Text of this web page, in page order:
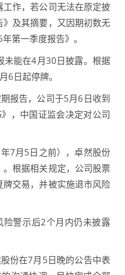
作，若公司无法在原定披
及其摘要，又因期初数无
第一季度报告》。
能在4月30日披露。根据
6日起停牌。
报告，公司于5月6日收到
，中国证监会决定对公司
月5日之前），卓然股份
根据相关规定，公司股票
交易，并被实施退市风险
警示后2个月内仍未披露
份在7月5日晚的公告中表